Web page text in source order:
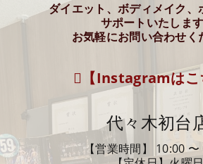
ダイエット、ボディメイク、
サポートいたします
お気軽にお問い合わせく
【Instagramはこ
代々木初台
【営業時間】 10:00